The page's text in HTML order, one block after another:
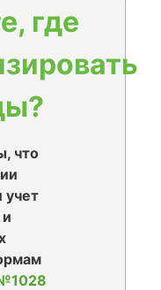
где
что
учет